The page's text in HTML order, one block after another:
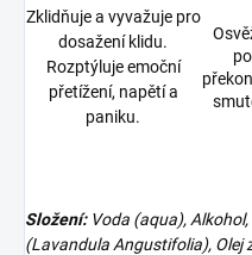
Zklidňuje a vyvažuje pro
dosažení klidu.
Rozptýluje emoční
přetížení, napětí a
paniku.
Složení: Voda (aqua),
(Lavandula Angustifolia), Olej